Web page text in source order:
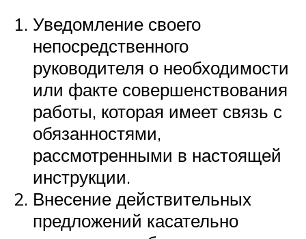
Уведомление своего
непосредственного
руководителя о необходимости
или факте совершенствования
работы, которая имеет связь с
обязанностями,
рассмотренными в настоящей
инструкции.
Внесение действительных
предложений касательно